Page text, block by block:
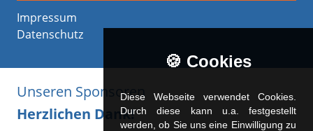
Impressum
Datenschutz
Unseren Sponsoren
Herzlichen Dank!
🍪 Cookies
Diese Webseite verwendet Cookies.
Durch diese kann u.a. fest­ge­stellt
werden, ob Sie uns eine Einwilligung zu